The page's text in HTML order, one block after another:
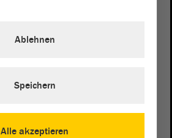
Alle akzeptieren
Ablehnen
Speichern